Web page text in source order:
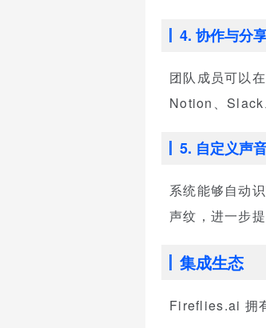
4. 协作与分
团队成员可以
Notion、Slack
5. 自定义声
系统能够自动
声纹，进一步
集成生态
Fireflies.ai 拥